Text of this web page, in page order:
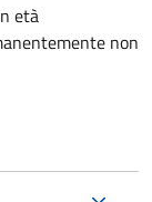
età
non